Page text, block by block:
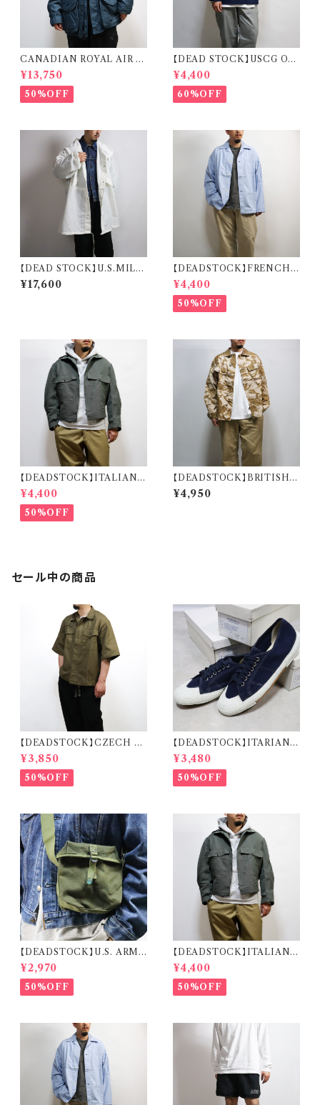
CANADIAN ROYAL AIR F
ORCE COLD & WET WEA
THER PARKA カナディアンゴ
アテックス カナダ軍 ロイヤルエ
アフォース
¥13,750
50%OFF
【DEAD STOCK】USCG OD
U SHIRT REMAKE CARDI
GAN 米国沿岸警備隊 オペレー
ションジャケット リメイク カーデ
ィガン
¥4,400
60%OFF
【DEAD STOCK】U.S.MILIT
ARY SNOW CAMO PARKA
米軍 スノーカモ パーカー デッド
¥17,600
【DEADSTOCK】FRENCH
MILITARY SLEEPING SHI
RT フランス軍 スリーピングシャ
ツ デッドストック
¥4,400
50%OFF
【DEADSTOCK】ITALIAN A
IR FORCE PILOT JACKET
イタリア軍 エアフォース パイロ
ットジャケット
¥4,400
50%OFF
【DEADSTOCK】BRITISH A
RMY TROPICAL COMBA
T JACKET DESERT DPM
¥4,950
セール中の商品
【DEADSTOCK】CZECH A
RMY REMAKE HALF SLEE
VE SHIRT チェコ軍 リメイク
ハーフスリーブ シャツ
¥3,850
50%OFF
【DEADSTOCK】ITARIAN
MILITARY M.M. DECK S
HOES イタリア海軍 デッキシュ
ーズ 箱付き デッドストック
¥3,480
50%OFF
【DEADSTOCK】U.S. ARMY
CW-502 RADIO TRANSMI
SSION CABLE BAG 米軍 ラ
ジオケーブルバッグ
¥2,970
50%OFF
【DEADSTOCK】ITALIAN A
IR FORCE PILOT JACKET
イタリア軍 エアフォース パイロ
ットジャケット
¥4,400
50%OFF